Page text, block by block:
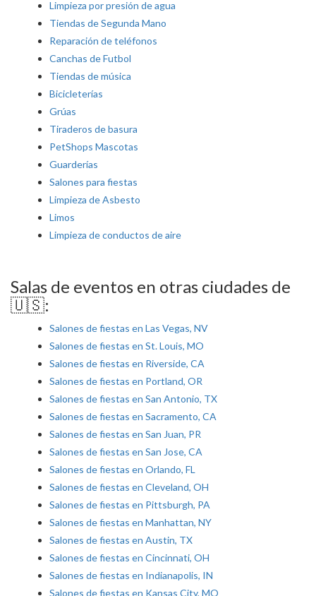
Limpieza por presión de agua
Tiendas de Segunda Mano
Reparación de teléfonos
Canchas de Futbol
Tiendas de música
Bicicleterías
Grúas
Tiraderos de basura
PetShops Mascotas
Guarderías
Salones para fiestas
Limpieza de Asbesto
Limos
Limpieza de conductos de aire
Salas de eventos en otras ciudades de
🇺🇸:
Salones de fiestas en Las Vegas, NV
Salones de fiestas en St. Louis, MO
Salones de fiestas en Riverside, CA
Salones de fiestas en Portland, OR
Salones de fiestas en San Antonio, TX
Salones de fiestas en Sacramento, CA
Salones de fiestas en San Juan, PR
Salones de fiestas en San Jose, CA
Salones de fiestas en Orlando, FL
Salones de fiestas en Cleveland, OH
Salones de fiestas en Pittsburgh, PA
Salones de fiestas en Manhattan, NY
Salones de fiestas en Austin, TX
Salones de fiestas en Cincinnati, OH
Salones de fiestas en Indianapolis, IN
Salones de fiestas en Kansas City, MO